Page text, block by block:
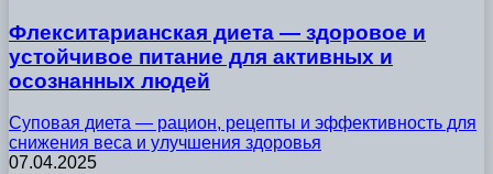
Флекситарианская диета — здоровое и
устойчивое питание для активных и
осознанных людей
Суповая диета — рацион, рецепты и эффективность для
снижения веса и улучшения здоровья
07.04.2025